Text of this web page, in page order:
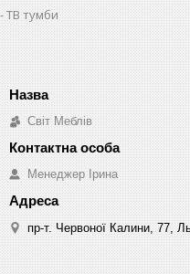
ТВ тумби
Світ Меблів
Менеджер Ірина
пр-т. Червоної Калини, 77,